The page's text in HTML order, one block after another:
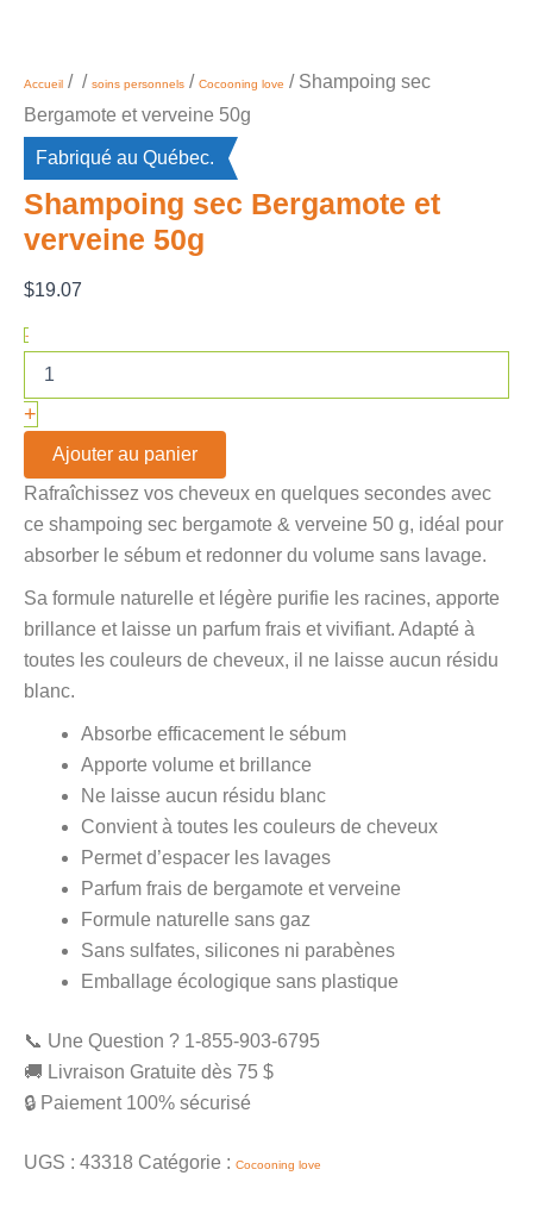
Accueil / / soins personnels / Cocooning love / Shampoing sec
Bergamote et verveine 50g
Fabriqué au Québec.
Shampoing sec Bergamote et
verveine 50g
$19.07
-
+
Ajouter au panier
Rafraîchissez vos cheveux en quelques secondes avec
ce shampoing sec bergamote & verveine 50 g, idéal pour
absorber le sébum et redonner du volume sans lavage.
Sa formule naturelle et légère purifie les racines, apporte
brillance et laisse un parfum frais et vivifiant. Adapté à
toutes les couleurs de cheveux, il ne laisse aucun résidu
blanc.
Absorbe efficacement le sébum
Apporte volume et brillance
Ne laisse aucun résidu blanc
Convient à toutes les couleurs de cheveux
Permet d’espacer les lavages
Parfum frais de bergamote et verveine
Formule naturelle sans gaz
Sans sulfates, silicones ni parabènes
Emballage écologique sans plastique
📞 Une Question ? 1-855-903-6795
🚚 Livraison Gratuite dès 75 $
🔒 Paiement 100% sécurisé
UGS : 43318 Catégorie : Cocooning love